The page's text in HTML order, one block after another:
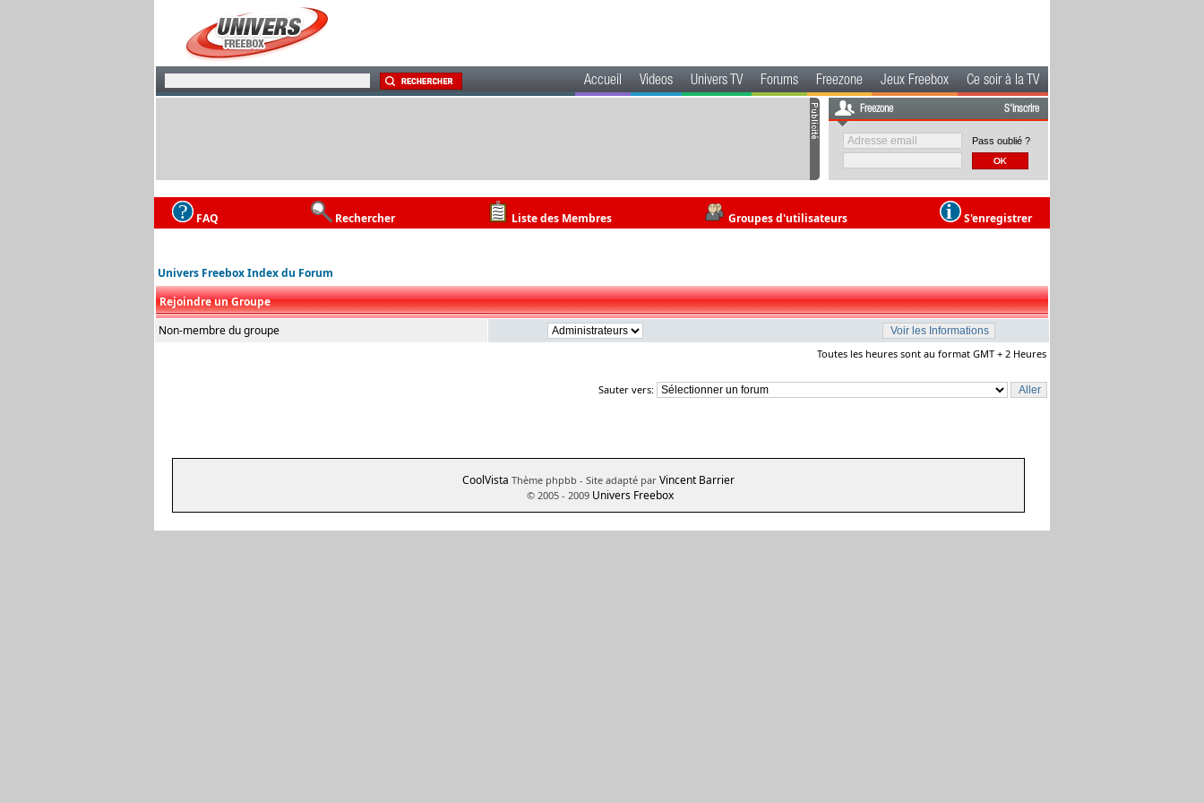
Accueil Videos Univers TV Forums Freezone Jeux Freebox Ce soir à la TV
Freezone S'inscrire
Pass oublié ?
FAQ Rechercher Liste des Membres Groupes d'utilisateurs S'enregistrer
Univers Freebox Index du Forum
Rejoindre un Groupe
Non-membre du groupe
Toutes les heures sont au format GMT + 2 Heures
Sauter vers:
CoolVista Thème phpbb - Site adapté par Vincent Barrier
© 2005 - 2009 Univers Freebox